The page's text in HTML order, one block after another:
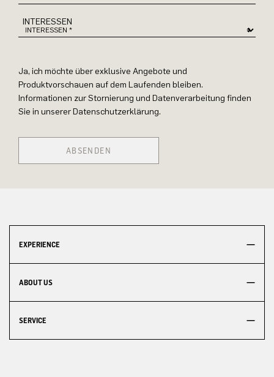
INTERESSEN
Ja, ich möchte über exklusive Angebote und
Produktvorschauen auf dem Laufenden bleiben.
Informationen zur Stornierung und Datenverarbeitung finden
Sie in unserer Datenschutzerklärung.
ABSENDEN
EXPERIENCE
ABOUT US
SERVICE